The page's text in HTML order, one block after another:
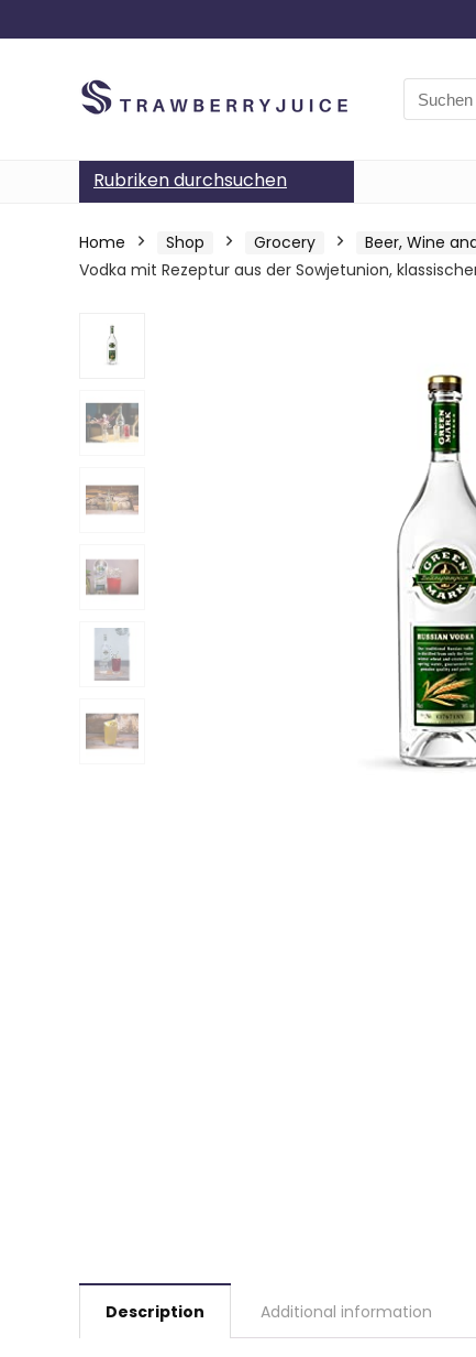
Search
for:
Rubriken durchsuchen
Home Shop Grocery Beer, Wine
Vodka mit Rezeptur aus der Sowjetunion,
Description Additional information